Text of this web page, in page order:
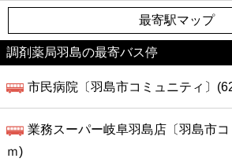
最寄駅マップ
調剤薬局羽島の最寄バス停
市民病院〔羽島市コミュニティ〕
業務スーパー岐阜羽島店〔羽島市
ｍ)